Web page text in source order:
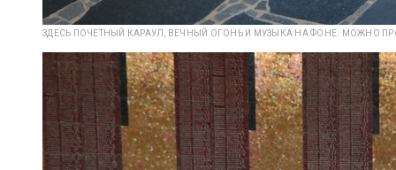
ЗДЕСЬ ПОЧЕТНЫЙ КАРАУЛ, ВЕЧНЫЙ ОГОНЬ И МУЗЫКА НА ФОНЕ. МОЖНО